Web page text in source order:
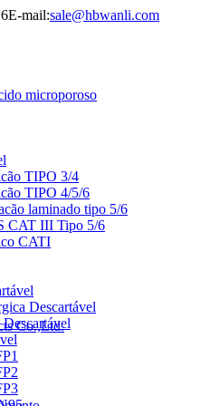
E-mail:sale@hbwanli.com
microporoso
TIPO 3/4
TIPO 4/5/6
laminado tipo 5/6
CAT III Tipo 5/6
CATI
Descartável